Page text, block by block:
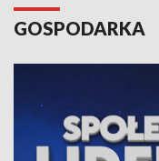
GOSPODARKA